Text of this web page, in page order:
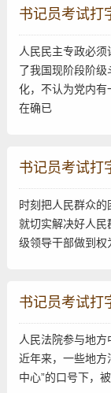
书记员考试打
人民民主专政必
了我国现阶段阶
化，不认为党内有
在确已
书记员考试打
时刻把人民群众
就切实解决好人民
级领导干部做到权
书记员考试打
人民法院参与地
近年来，一些地方
中心”的口号下，